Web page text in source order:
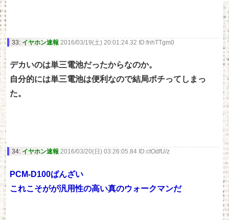
33: イヤホン速報 2016/03/19(土) 20:01:24.32 ID:fnhTTgm0
デカいのは単三電池だったからなのか。
自分的には単三電池は便利なので結局ポチってしまっ
た。
34: イヤホン速報 2016/03/20(日) 03:26:05.84 ID:ctOdfU/z
PCM-D100ばんざい
これこそがが汎用性の高い真のウォークマンだ